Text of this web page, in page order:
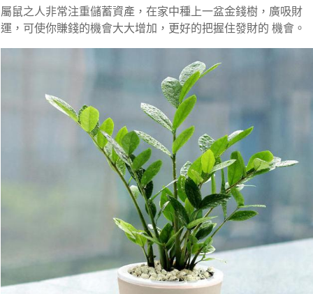
屬鼠之人非常注重儲蓄資產，在家中種上一盆金錢樹，廣吸財
運，可使你賺錢的機會大大增加，更好的把握住發財的 機會。